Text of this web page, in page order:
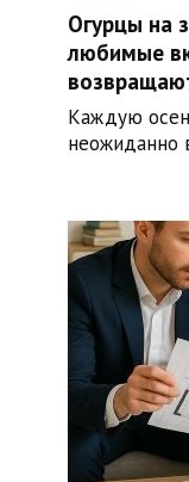
Огурцы на
любимые
Каждую
неожиданно